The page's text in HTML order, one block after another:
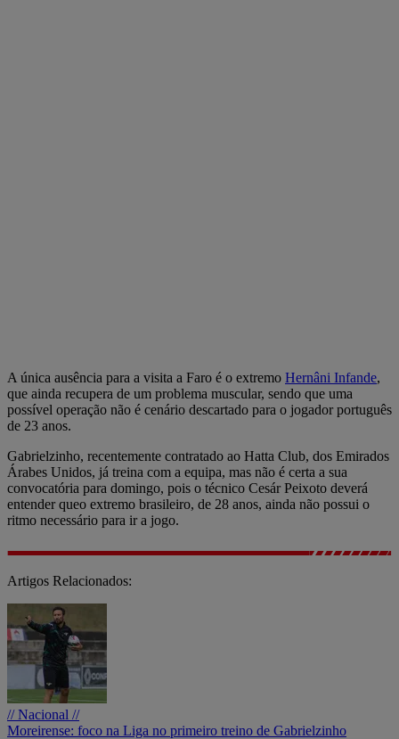
A única ausência para a visita a Faro é o extremo Hernâni Infande,
que ainda recupera de um problema muscular, sendo que uma
possível operação não é cenário descartado para o jogador português
de 23 anos.
Gabrielzinho, recentemente contratado ao Hatta Club, dos Emirados
Árabes Unidos, já treina com a equipa, mas não é certa a sua
convocatória para domingo, pois o técnico Cesár Peixoto deverá
entender queo extremo brasileiro, de 28 anos, ainda não possui o
ritmo necessário para ir a jogo.
Artigos Relacionados:
// Nacional //
Moreirense: foco na Liga no primeiro treino de Gabrielzinho